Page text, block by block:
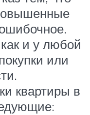
и у любой
или
квартиры в